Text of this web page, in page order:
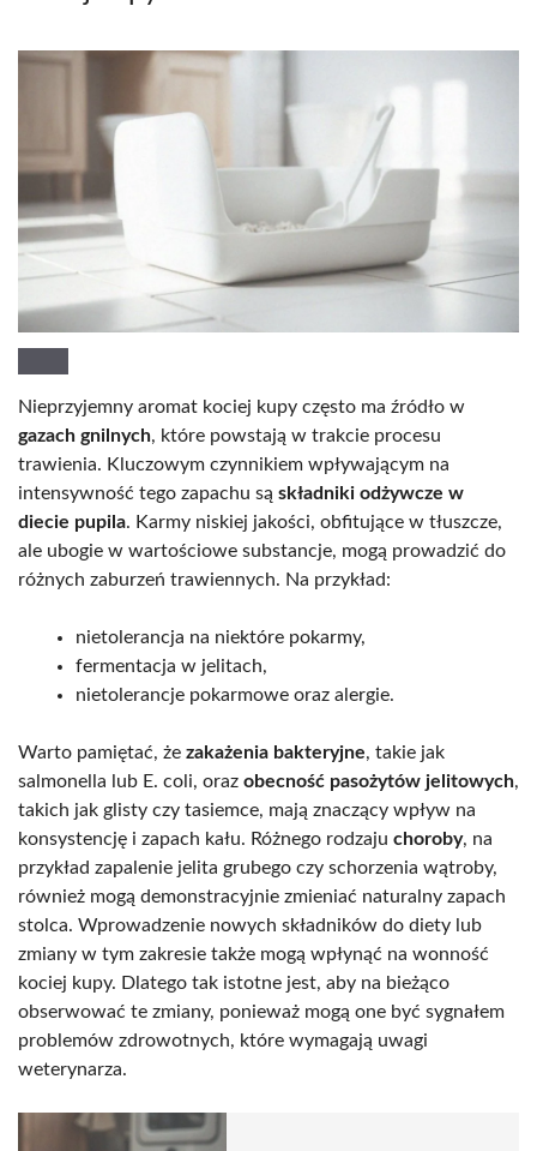
Nieprzyjemny aromat kociej kupy często ma źródło w
gazach gnilnych, które powstają w trakcie procesu
trawienia. Kluczowym czynnikiem wpływającym na
intensywność tego zapachu są składniki odżywcze w
diecie pupila. Karmy niskiej jakości, obfitujące w tłuszcze,
ale ubogie w wartościowe substancje, mogą prowadzić do
różnych zaburzeń trawiennych. Na przykład:
nietolerancja na niektóre pokarmy,
fermentacja w jelitach,
nietolerancje pokarmowe oraz alergie.
Warto pamiętać, że zakażenia bakteryjne, takie jak
salmonella lub E. coli, oraz obecność pasożytów jelitowych,
takich jak glisty czy tasiemce, mają znaczący wpływ na
konsystencję i zapach kału. Różnego rodzaju choroby, na
przykład zapalenie jelita grubego czy schorzenia wątroby,
również mogą demonstracyjnie zmieniać naturalny zapach
stolca. Wprowadzenie nowych składników do diety lub
zmiany w tym zakresie także mogą wpłynąć na wonność
kociej kupy. Dlatego tak istotne jest, aby na bieżąco
obserwować te zmiany, ponieważ mogą one być sygnałem
problemów zdrowotnych, które wymagają uwagi
weterynarza.